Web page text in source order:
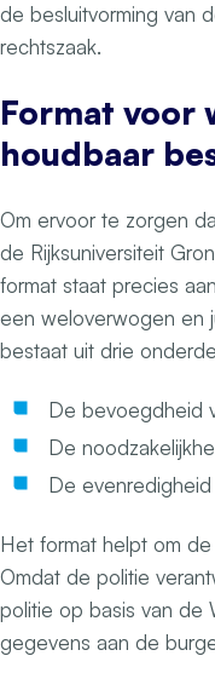
de besluitvorming van
rechtszaak.
Format voor
houdbaar
Om ervoor te zorgen
de Rijksuniversiteit
format staat precies
een weloverwogen en
bestaat uit drie
De bevoegdheid
De
De
Het format helpt om
Omdat de politie
politie op basis van de
gegevens aan de